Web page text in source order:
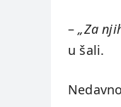
–„Za
u šali.